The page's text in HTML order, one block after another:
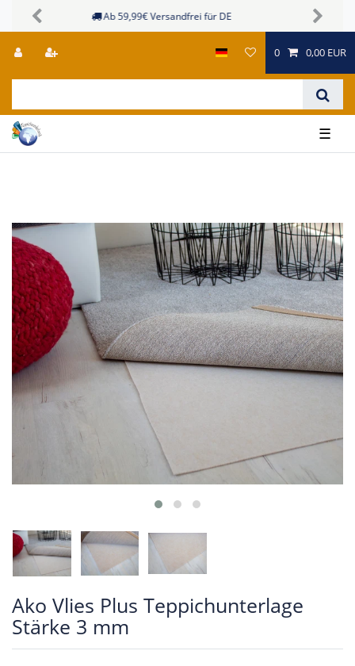
Sichere Zahlungsmöglichkeiten
Previous Next
0 0,00 EUR
☰
Ako Vlies Plus Teppichunterlage
Stärke 3 mm